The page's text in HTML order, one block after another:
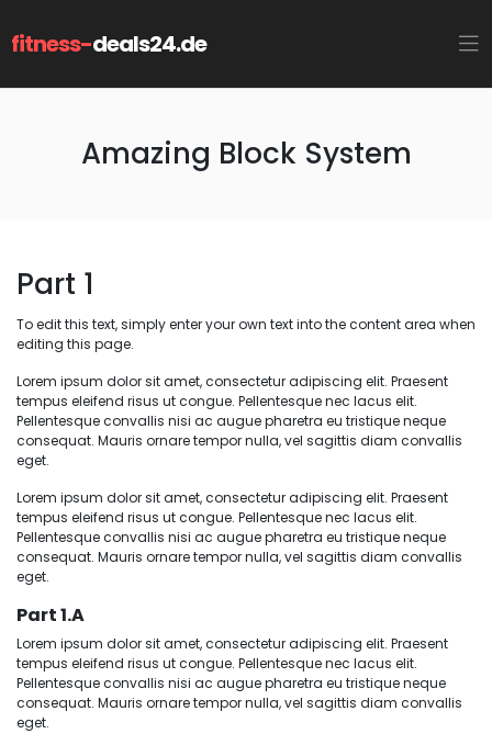
fitness-deals24.de
Amazing Block System
Part 1
To edit this text, simply enter your own text into the content area when
editing this page.
Lorem ipsum dolor sit amet, consectetur adipiscing elit. Praesent
tempus eleifend risus ut congue. Pellentesque nec lacus elit.
Pellentesque convallis nisi ac augue pharetra eu tristique neque
consequat. Mauris ornare tempor nulla, vel sagittis diam convallis
eget.
Lorem ipsum dolor sit amet, consectetur adipiscing elit. Praesent
tempus eleifend risus ut congue. Pellentesque nec lacus elit.
Pellentesque convallis nisi ac augue pharetra eu tristique neque
consequat. Mauris ornare tempor nulla, vel sagittis diam convallis
eget.
Part 1.a
Lorem ipsum dolor sit amet, consectetur adipiscing elit. Praesent
tempus eleifend risus ut congue. Pellentesque nec lacus elit.
Pellentesque convallis nisi ac augue pharetra eu tristique neque
consequat. Mauris ornare tempor nulla, vel sagittis diam convallis
eget.